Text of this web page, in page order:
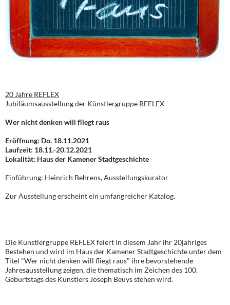
20 Jahre REFLEX
Jubiläumsausstellung der Künstlergruppe REFLEX
Wer nicht denken will fliegt raus
Eröffnung: Do. 18.11.2021
Laufzeit: 18.11.-20.12.2021
Lokalität: Haus der Kamener Stadtgeschichte
Einführung: Heinrich Behrens, Ausstellungskurator
Zur Ausstellung erscheint ein umfangreicher Katalog.
Die Künstlergruppe REFLEX feiert in diesem Jahr ihr 20jähriges
Bestehen und wird im Haus der Kamener Stadtgeschichte unter dem
Titel "Wer nicht denken will fliegt raus" ihre bevorstehende
Jahresausstellung zeigen, die thematisch im Zeichen des 100.
Geburtstags des Künstlers Joseph Beuys stehen wird.